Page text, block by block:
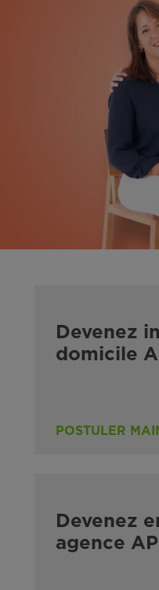
Devenez
domicile
POSTULER
Devenez
agence